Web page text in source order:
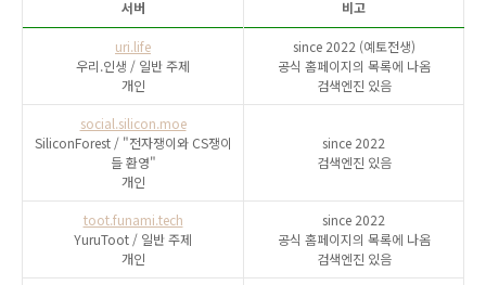
서버 비고
uri.life
우리.인생 / 일반 주제
개인
since 2022 (예토전생)
공식 홈페이지의 목록에 나옴
검색엔진 있음
social.silicon.moe
SiliconForest / "전자쟁이와 CS쟁이
들 환영"
개인
since 2022
검색엔진 있음
toot.funami.tech
YuruToot / 일반 주제
개인
since 2022
공식 홈페이지의 목록에 나옴
검색엔진 있음